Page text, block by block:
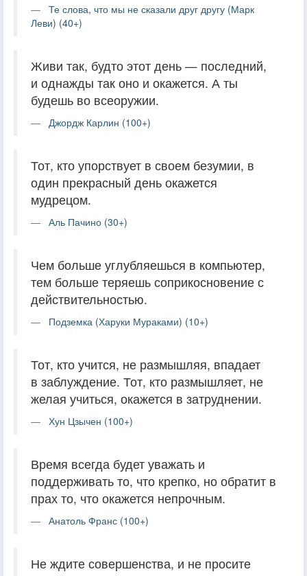
Те слова, что мы не сказали друг другу (Марк
Леви) (40+)
Живи так, будто этот день — последний,
и однажды так оно и окажется. А ты
будешь во всеоружии.
Джордж Карлин (100+)
Тот, кто упорствует в своем безумии, в
один прекрасный день окажется
мудрецом.
Аль Пачино (30+)
Чем больше углубляешься в компьютер,
тем больше теряешь соприкосновение с
действительностью.
Подземка (Харуки Мураками) (10+)
Тот, кто учится, не размышляя, впадает
в заблуждение. Тот, кто размышляет, не
желая учиться, окажется в затруднении.
Хун Цзычен (100+)
Время всегда будет уважать и
поддерживать то, что крепко, но обратит в
прах то, что окажется непрочным.
Анатоль Франс (100+)
Не ждите совершенства, и не просите